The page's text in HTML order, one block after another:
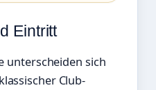
Eintritt
unterscheiden sich
Club-